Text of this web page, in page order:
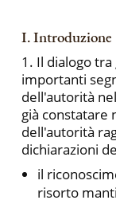
I. Introduzione
1. Il dialogo
importanti
dell'autorità
già constatare
dell'autorità
dichiarazioni
il
risorto